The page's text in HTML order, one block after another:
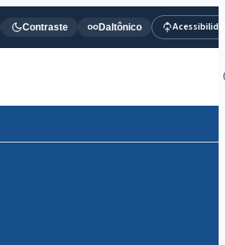
Contraste Daltônico